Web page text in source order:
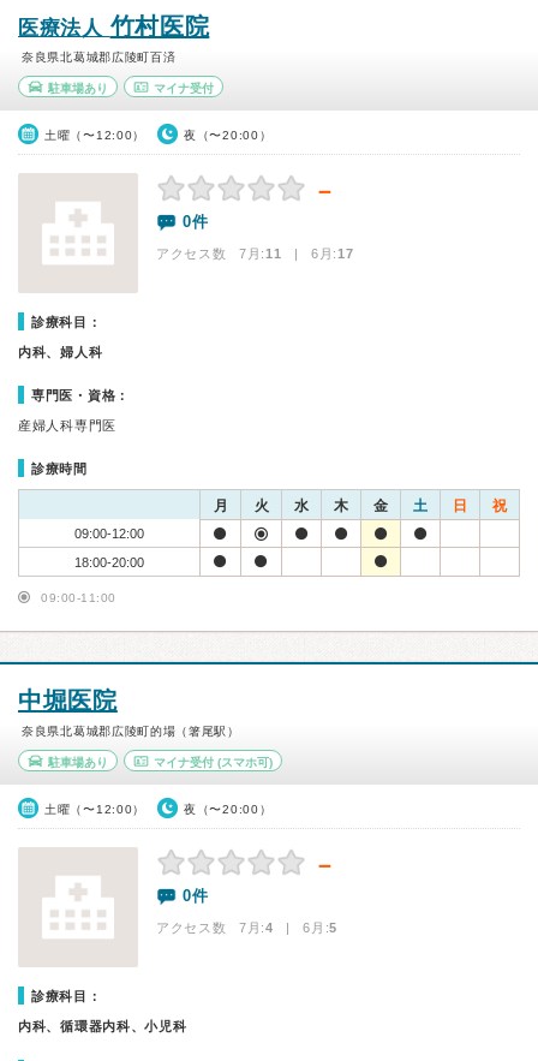
医療法人 竹村医院
奈良県北葛城郡広陵町百済
駐車場あり マイナ受付
土曜（〜12:00） 夜（〜20:00）
－
0件
アクセス数 7月:11 | 6月:17
診療科目：
内科、婦人科
専門医・資格：
産婦人科専門医
診療時間
月 火 水 木 金 土 日 祝
09:00-12:00
18:00-20:00
09:00-11:00
中堀医院
奈良県北葛城郡広陵町的場（箸尾駅）
駐車場あり マイナ受付(スマホ可)
土曜（〜12:00） 夜（〜20:00）
－
0件
アクセス数 7月:4 | 6月:5
診療科目：
内科、循環器内科、小児科